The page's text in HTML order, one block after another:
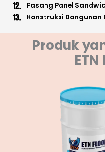
Pasang Panel
Konstruksi Bangunan
Produk
ETN